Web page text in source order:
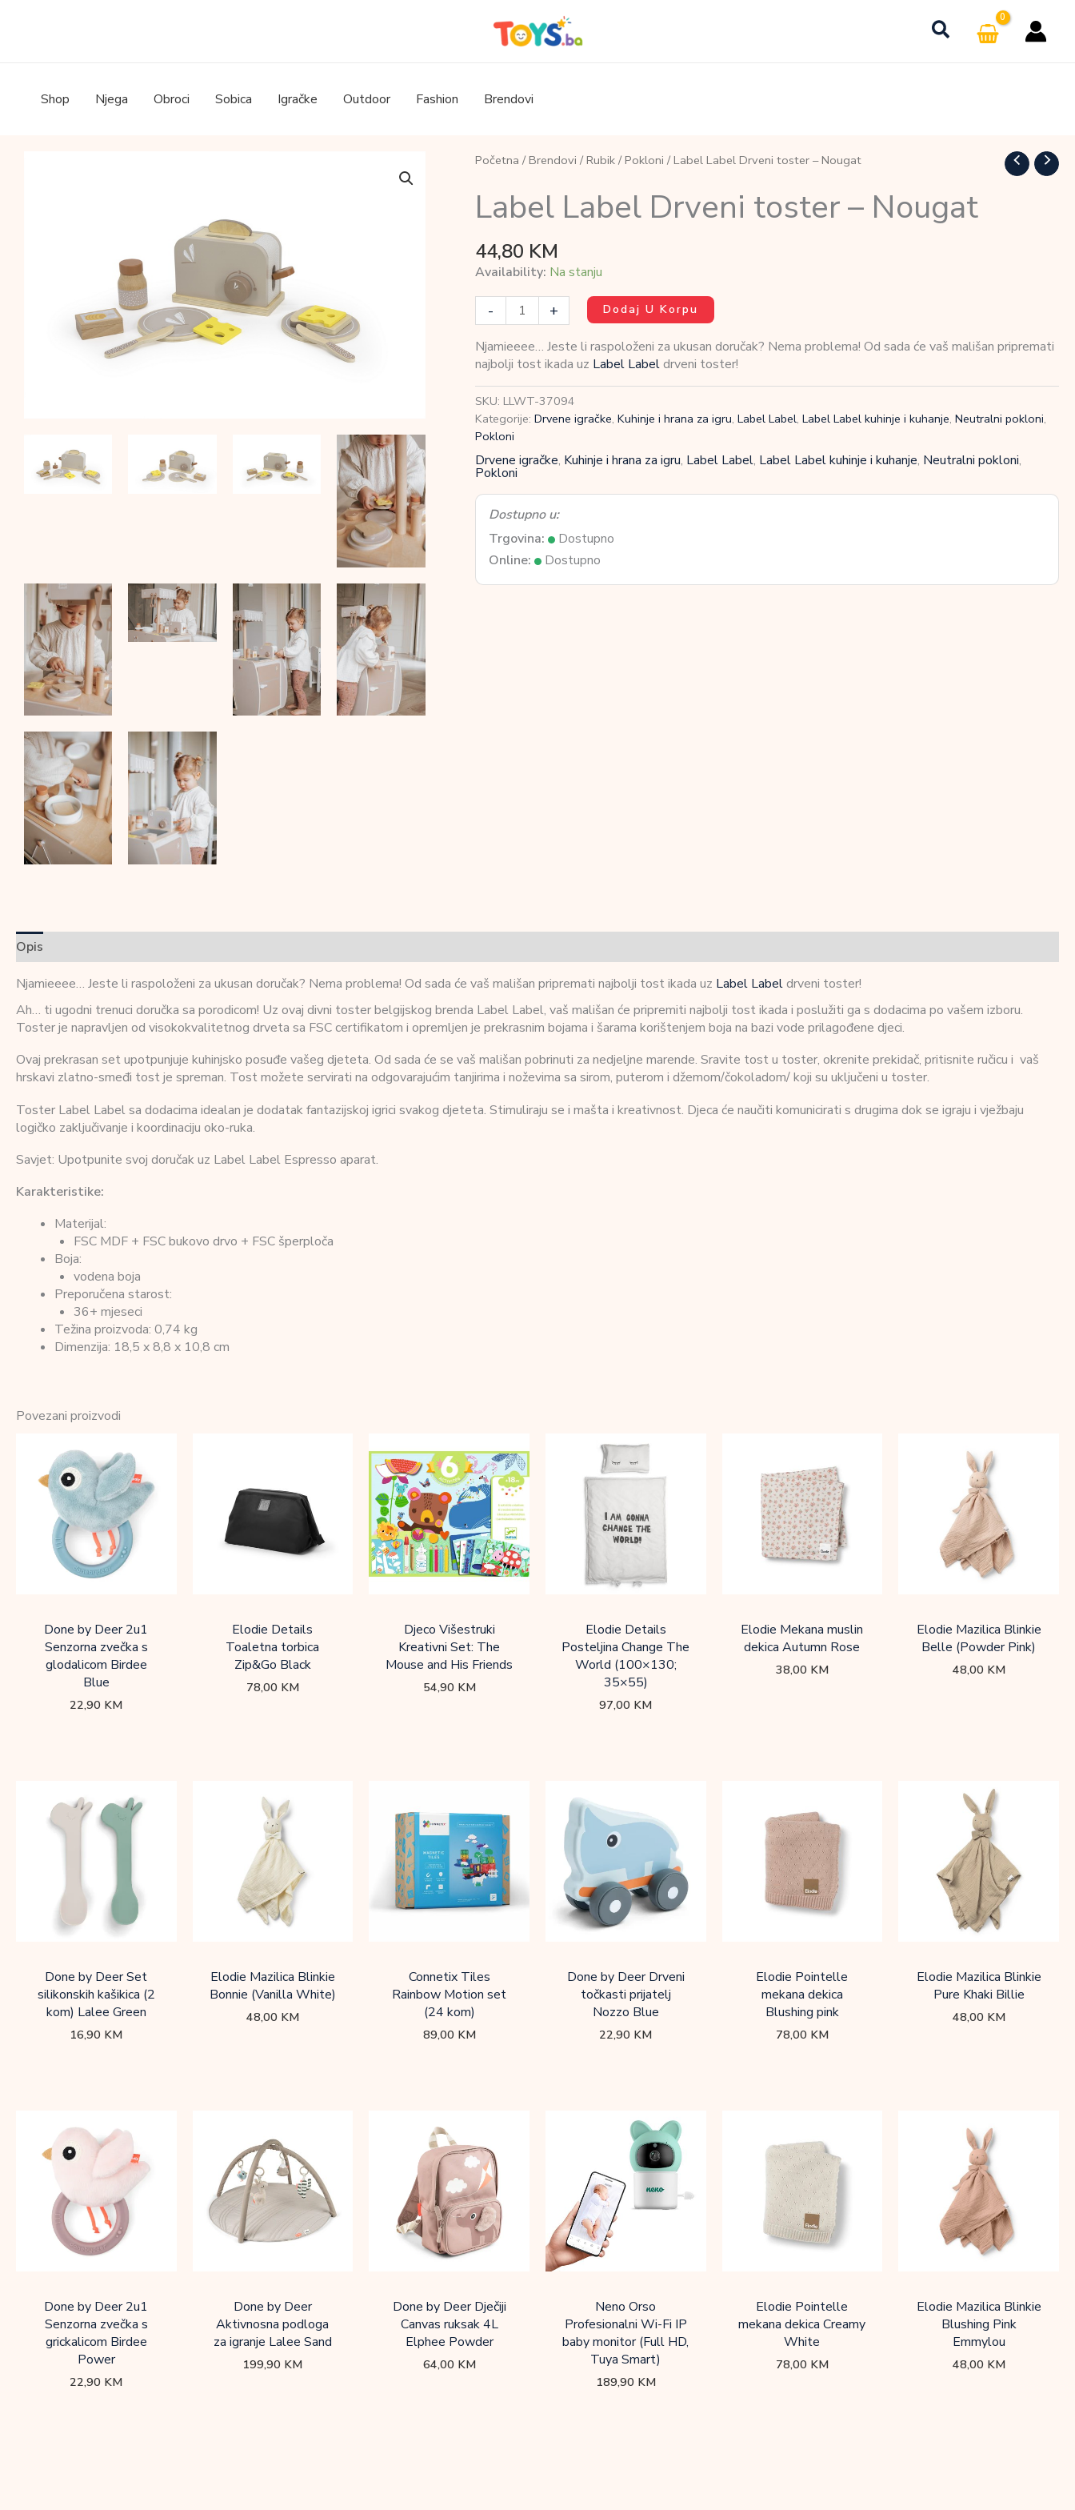
Shop Njega Obroci Sobica Igračke Outdoor Fashion Brendovi
Početna / Brendovi / Rubik/ Pokloni / Label Label Drveni toster – Nougat
Label Label Drveni toster – Nougat
44,80 KM
Availability: Na stanju
-
Label
Drveni
toster
-
Nougat
količina
+ Dodaj U Korpu
Njamieeee… Jeste li raspoloženi za ukusan doručak? Nema problema! Od sada će vaš mališan pripremati
najbolji tost ikada uz Label Labeldrveni toster!
SKU: LLWT-37094
Kategorije: Drvene igračke, Kuhinje i hrana za igru, Label Label, Label Label kuhinje i kuhanje, Neutralni pokloni,
Pokloni
Drvene igračke, Kuhinje i hrana za igru, Label Label, Label Label kuhinje i kuhanje, Neutralni pokloni,
Pokloni
Dostupno u:
Trgovina:
Dostupno
Online:
Dostupno
Opis
Njamieeee… Jeste li raspoloženi za ukusan doručak? Nema problema! Od sada će vaš mališan pripremati najbolji tost ikada uz Label Labeldrveni toster!
Ah… ti ugodni trenuci doručka sa porodicom! Uz ovaj divni toster belgijskog brenda Label Label, vaš mališan će pripremiti najbolji tost ikada i poslužiti ga s dodacima po vašem izboru.
Toster je napravljen od visokokvalitetnog drveta sa FSC certifikatom i opremljen je prekrasnim bojama i šarama korištenjem boja na bazi vode prilagođene djeci.
Ovaj prekrasan set upotpunjuje kuhinjsko posuđe vašeg djeteta. Od sada će se vaš mališan pobrinuti za nedjeljne marende. Sravite tost u toster, okrenite prekidač, pritisnite ručicu i vaš
hrskavi zlatno-smeđi tost je spreman. Tost možete servirati na odgovarajućim tanjirima i noževima sa sirom, puterom i džemom/čokoladom/ koji su uključeni u toster.
Toster Label Label sa dodacima idealan je dodatak fantazijskoj igrici svakog djeteta. Stimuliraju se i mašta i kreativnost. Djeca će naučiti komunicirati s drugima dok se igraju i vježbaju
logičko zaključivanje i koordinaciju oko-ruka.
Savjet: Upotpunite svoj doručak uz Label Label Espresso aparat.
Karakteristike:
Materijal:
FSC MDF + FSC bukovo drvo + FSC šperploča
Boja:
vodena boja
Preporučena starost:
36+ mjeseci
Težina proizvoda: 0,74 kg
Dimenzija: 18,5 x 8,8 x 10,8 cm
Povezani proizvodi
Done by Deer 2u1
Senzorna zvečka s
glodalicom Birdee
Blue
22,90 KM
Elodie Details
Toaletna torbica
Zip&Go Black
78,00 KM
Djeco Višestruki
Kreativni Set: The
Mouse and His Friends
54,90 KM
Elodie Details
Posteljina Change The
World (100×130;
35×55)
97,00 KM
Elodie Mekana muslin
dekica Autumn Rose
38,00 KM
Elodie Mazilica Blinkie
Belle (Powder Pink)
48,00 KM
Done by Deer Set
silikonskih kašikica (2
kom) Lalee Green
16,90 KM
Elodie Mazilica Blinkie
Bonnie (Vanilla White)
48,00 KM
Connetix Tiles
Rainbow Motion set
(24 kom)
89,00 KM
Done by Deer Drveni
točkasti prijatelj
Nozzo Blue
22,90 KM
Elodie Pointelle
mekana dekica
Blushing pink
78,00 KM
Elodie Mazilica Blinkie
Pure Khaki Billie
48,00 KM
Done by Deer 2u1
Senzorna zvečka s
grickalicom Birdee
Power
22,90 KM
Done by Deer
Aktivnosna podloga
za igranje Lalee Sand
199,90 KM
Done by Deer Dječiji
Canvas ruksak 4L
Elphee Powder
64,00 KM
Neno Orso
Profesionalni Wi-Fi IP
baby monitor (Full HD,
Tuya Smart)
189,90 KM
Elodie Pointelle
mekana dekica Creamy
White
78,00 KM
Elodie Mazilica Blinkie
Blushing Pink
Emmylou
48,00 KM